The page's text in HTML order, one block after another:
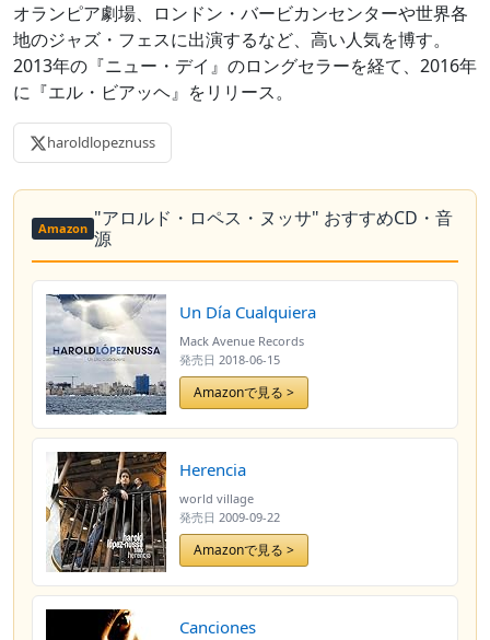
オランピア劇場、ロンドン・バービカンセンターや世界各
地のジャズ・フェスに出演するなど、高い人気を博す。
2013年の『ニュー・デイ』のロングセラーを経て、2016年
に『エル・ビアッヘ』をリリース。
haroldlopeznuss
Amazon "アロルド・ロペス・ヌッサ" おすすめCD・音
源
Un Día Cualquiera
Mack Avenue Records
発売日 2018-06-15
Amazonで見る >
Herencia
world village
発売日 2009-09-22
Amazonで見る >
Canciones